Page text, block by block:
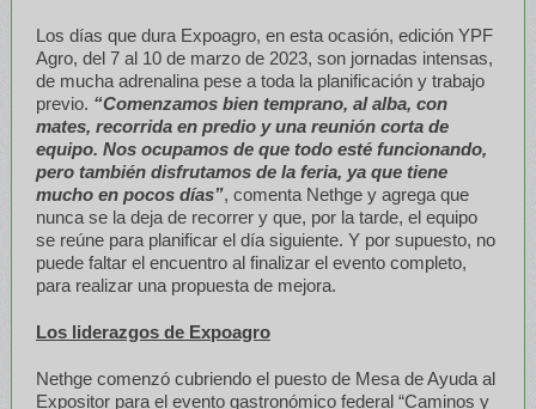
Los días que dura Expoagro, en esta ocasión, edición YPF
Agro, del 7 al 10 de marzo de 2023, son jornadas intensas,
de mucha adrenalina pese a toda la planificación y trabajo
previo. “Comenzamos bien temprano, al alba, con
mates, recorrida en predio y una reunión corta de
equipo. Nos ocupamos de que todo esté funcionando,
pero también disfrutamos de la feria, ya que tiene
mucho en pocos días”, comenta Nethge y agrega que
nunca se la deja de recorrer y que, por la tarde, el equipo
se reúne para planificar el día siguiente. Y por supuesto, no
puede faltar el encuentro al finalizar el evento completo,
para realizar una propuesta de mejora.
Los liderazgos de Expoagro
Nethge comenzó cubriendo el puesto de Mesa de Ayuda al
Expositor para el evento gastronómico federal “Caminos y